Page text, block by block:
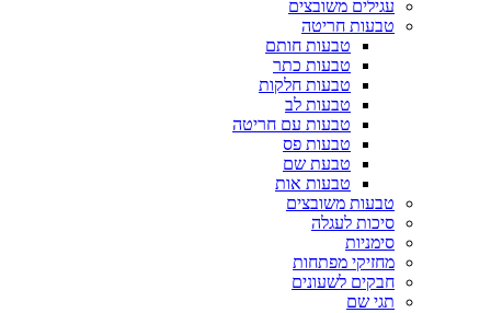
עגילים משובצים
טבעות חריטה
טבעות חותם
טבעות כתר
טבעות חלקות
טבעות לב
טבעות עם חריטה
טבעות פס
טבעת שם
טבעות אות
טבעות משובצים
סיכות לעגלה
סימניות
מחזיקי מפתחות
חבקים לשעונים
תגי שם